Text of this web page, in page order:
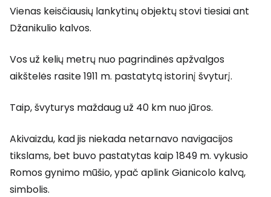
Vienas keisčiausių lankytinų objektų stovi tiesiai ant
Džanikulio kalvos.
Vos už kelių metrų nuo pagrindinės apžvalgos
aikštelės rasite 1911 m. pastatytą istorinį švyturį.
Taip, švyturys maždaug už 40 km nuo jūros.
Akivaizdu, kad jis niekada netarnavo navigacijos
tikslams, bet buvo pastatytas kaip 1849 m. vykusio
Romos gynimo mūšio, ypač aplink Gianicolo kalvą,
simbolis.